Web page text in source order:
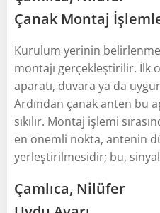
Çanak Montaj
Kurulum yerinin
montajı gerçekleştirilir. İlk
aparatı, duvara ya da
Ardından çanak anten bu
sıkılır. Montaj işlemi
en önemli nokta, antenin
yerleştirilmesidir; bu, sinyal
Çamlıca, Nilüfer